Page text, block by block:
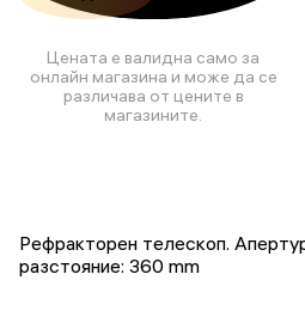
Цената е валидна само за
онлайн магазина и може да се
различава от цените в
магазините.
Рефракторен телескоп.
разстояние: 360 mm